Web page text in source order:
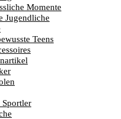
Momente
Jugendliche
Teens